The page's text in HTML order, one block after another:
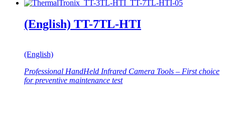
(English) TT-7TL-HTI
(English)
Professional HandHeld Infrared Camera Tools – First choice
for preventive maintenance test